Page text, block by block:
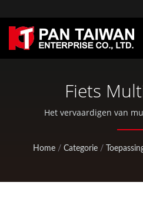
Fiets
Het vervaardigen van
wielrennen en
smeden, CNC-bewerking,
Home / Categorie /